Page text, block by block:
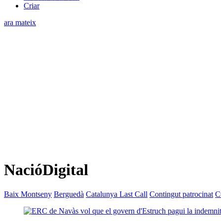
Criar
ara mateix
NacióDigital
Baix Montseny Berguedà Catalunya Last Call Contingut patrocinat